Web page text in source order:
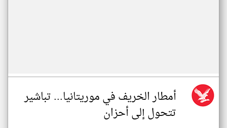
أمطار الخريف في موريتانيا... تباشير
تتحول إلى أحزان